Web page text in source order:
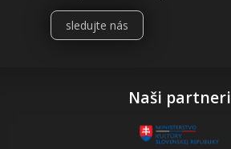
sledujte nás
Naši partneri